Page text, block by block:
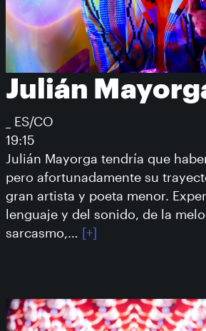
Julián
_ ES/CO
19:15
Julián Mayorga tendría que
pero afortunadamente su
gran artista y poeta menor.
lenguaje y del sonido, de la
sarcasmo,… [+]